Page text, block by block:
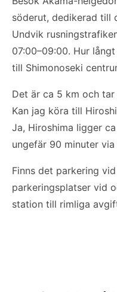
söderut, dedikerad till
Undvik
07:00–09:00. Hur
till Shimonoseki
Det är ca 5 km och
Kan jag köra till
Ja, Hiroshima ligger
ungefär 90 minuter
Finns det parkering
parkeringsplatser vid
station till rimliga